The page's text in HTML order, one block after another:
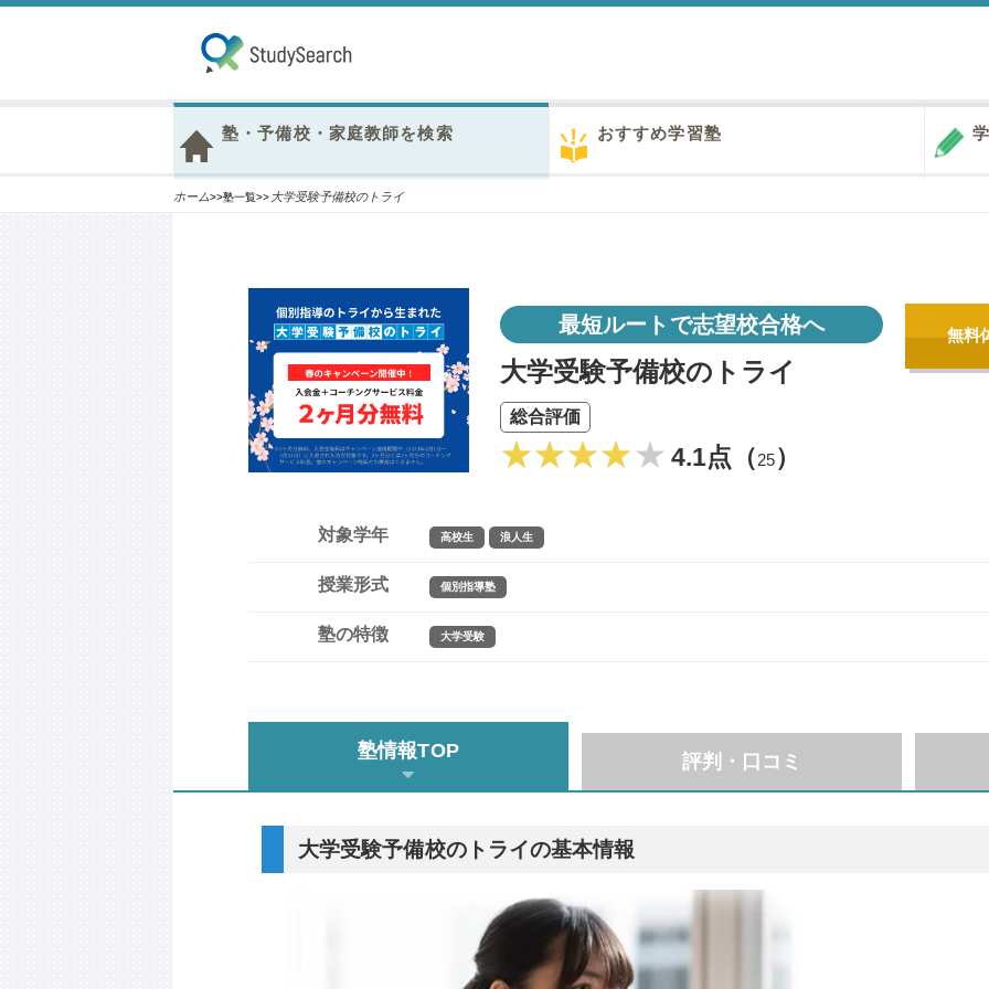
塾・予備校・家庭教師を検索 おすすめ学習塾
ホーム>>塾一覧>> 大学受験予備校のトライ
最短ルートで志望校合格へ
大学受験予備校のトライ
総合評価
4.1点（25）
無料
対象学年 高校生 浪人生
授業形式 個別指導塾
塾の特徴 大学受験
塾情報TOP 評判・口コミ
大学受験予備校のトライの基本情報